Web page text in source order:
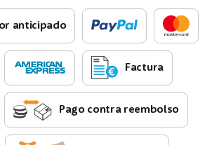
anticipado
Factura
Pago contra reembolso